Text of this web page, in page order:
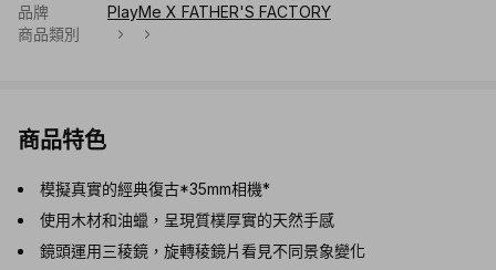
品牌
PlayMe X FATHER'S FACTORY
商品類別
商品特色
模擬真實的經典復古*35mm相機*
使用木材和油蠟，呈現質樸厚實的天然手感
鏡頭運用三稜鏡，旋轉稜鏡片看見不同景象變化